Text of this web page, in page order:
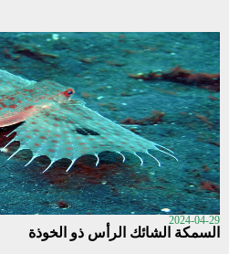
2024-04-29
السمكة الشائك الرأس ذو الخوذة